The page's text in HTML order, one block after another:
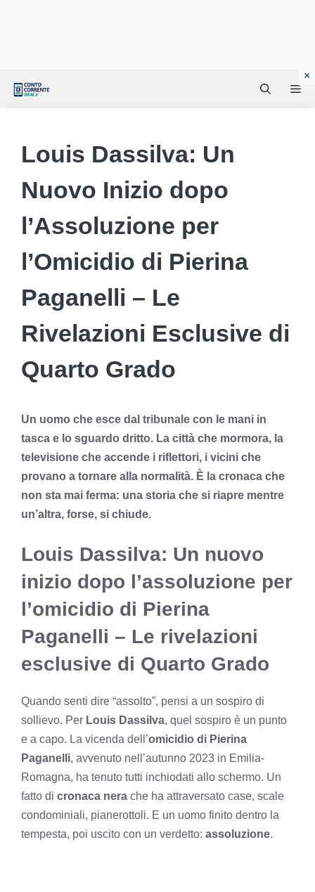
Louis Dassilva: Un
Nuovo Inizio dopo
l’Assoluzione per
l’Omicidio di Pierina
Paganelli – Le
Rivelazioni Esclusive di
Quarto Grado
Un uomo che esce dal tribunale con le mani in
tasca e lo sguardo dritto. La città che mormora, la
televisione che accende i riflettori, i vicini che
provano a tornare alla normalità. È la cronaca che
non sta mai ferma: una storia che si riapre mentre
un’altra, forse, si chiude.
Louis Dassilva: Un nuovo
inizio dopo l’assoluzione per
l’omicidio di Pierina
Paganelli – Le rivelazioni
esclusive di Quarto Grado
Quando senti dire “assolto”, pensi a un sospiro di
sollievo. Per Louis Dassilva, quel sospiro è un punto
e a capo. La vicenda dell’omicidio di Pierina
Paganelli, avvenuto nell’autunno 2023 in Emilia-
Romagna, ha tenuto tutti inchiodati allo schermo. Un
fatto di cronaca nera che ha attraversato case, scale
condominiali, pianerottoli. E un uomo finito dentro la
tempesta, poi uscito con un verdetto: assoluzione.